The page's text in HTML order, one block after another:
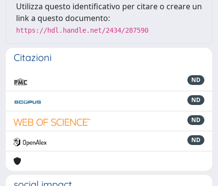
Utilizza questo identificativo per citare o creare un
link a questo documento:
https://hdl.handle.net/2434/287590
Citazioni
ND
ND
ND
ND